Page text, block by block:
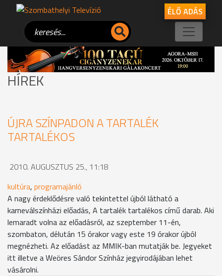
ÉLŐ ADÁS
HÍREK
ÚJRA SZÍNPADON A TARTALÉK
TARTALÉKOS
2010. AUGUSZTUS 25., 11:18
kultúra, programajánló
A nagy érdeklődésre való tekintettel újból látható a
karneválszínházi előadás, A tartalék tartalékos című darab. Aki
lemaradt volna az előadásról, az szeptember 11-én,
szombaton, délután 15 órakor vagy este 19 órakor újból
megnézheti. Az előadást az MMIK-ban mutatják be. Jegyeket
itt illetve a Weöres Sándor Színház jegyirodájában lehet
vásárolni.